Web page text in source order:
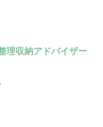
理収納アドバイザー